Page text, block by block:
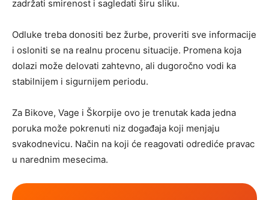
zadržati smirenost i sagledati širu sliku.
Odluke treba donositi bez žurbe, proveriti sve informacije
i osloniti se na realnu procenu situacije. Promena koja
dolazi može delovati zahtevno, ali dugoročno vodi ka
stabilnijem i sigurnijem periodu.
Za Bikove, Vage i Škorpije ovo je trenutak kada jedna
poruka može pokrenuti niz događaja koji menjaju
svakodnevicu. Način na koji će reagovati odrediće pravac
u narednim mesecima.